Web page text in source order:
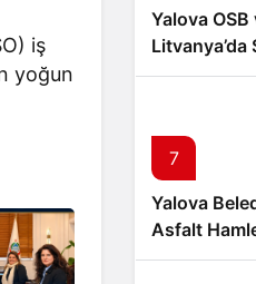
iş
yoğun
Yalova OSB
7
Yalova
Asfalt